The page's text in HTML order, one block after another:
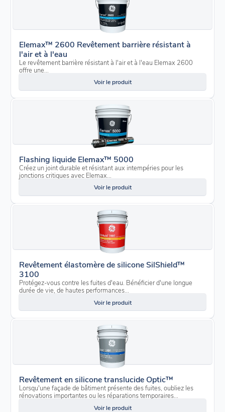
Elemax™ 2600 Revêtement barrière résistant à
l'air et à l'eau
Le revêtement barrière résistant à l'air et à l'eau Elemax 2600
offre une...
Voir le produit
Flashing liquide Elemax™ 5000
Créez un joint durable et résistant aux intempéries pour les
jonctions critiques avec Elemax...
Voir le produit
Revêtement élastomère de silicone SilShield™
3100
Protégez-vous contre les fuites d'eau. Bénéficier d'une longue
durée de vie, de hautes performances...
Voir le produit
Revêtement en silicone translucide Optic™
Lorsqu'une façade de bâtiment présente des fuites, oubliez les
rénovations importantes ou les réparations temporaires...
Voir le produit